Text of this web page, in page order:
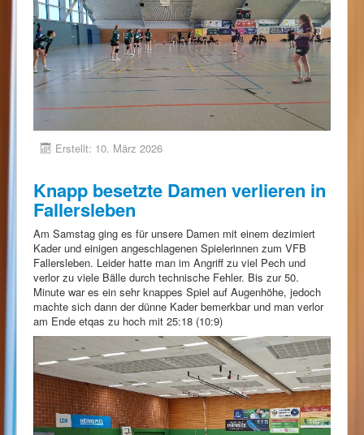
Erstellt: 10. März 2026
Knapp besetzte Damen verlieren in
Fallersleben
Am Samstag ging es für unsere Damen mit einem dezimiert
Kader und einigen angeschlagenen Spielerinnen zum VFB
Fallersleben. Leider hatte man im Angriff zu viel Pech und
verlor zu viele Bälle durch technische Fehler. Bis zur 50.
Minute war es ein sehr knappes Spiel auf Augenhöhe, jedoch
machte sich dann der dünne Kader bemerkbar und man verlor
am Ende etqas zu hoch mit 25:18 (10:9)